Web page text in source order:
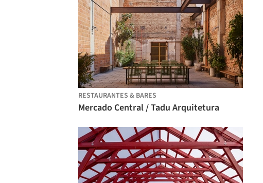
RESTAURANTES & BARES
Mercado Central / Tadu Arquitetura